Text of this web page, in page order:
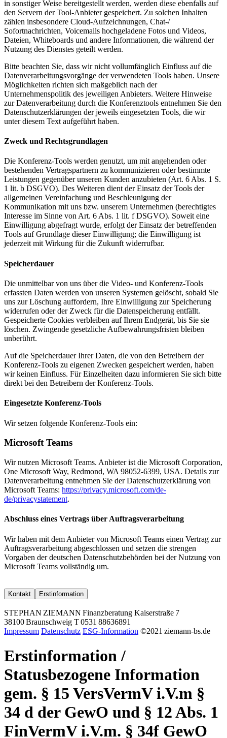
in sonstiger Weise bereitgestellt werden, werden diese ebenfalls auf
den Servern der Tool-Anbieter gespeichert. Zu solchen Inhalten
zählen insbesondere Cloud-Aufzeichnungen, Chat-/
Sofortnachrichten, Voicemails hochgeladene Fotos und Videos,
Dateien, Whiteboards und andere Informationen, die während der
Nutzung des Dienstes geteilt werden.
Bitte beachten Sie, dass wir nicht vollumfänglich Einfluss auf die
Datenverarbeitungsvorgänge der verwendeten Tools haben. Unsere
Möglichkeiten richten sich maßgeblich nach der
Unternehmenspolitik des jeweiligen Anbieters. Weitere Hinweise
zur Datenverarbeitung durch die Konferenztools entnehmen Sie den
Datenschutzerklärungen der jeweils eingesetzten Tools, die wir
unter diesem Text aufgeführt haben.
Zweck und Rechtsgrundlagen
Die Konferenz-Tools werden genutzt, um mit angehenden oder
bestehenden Vertragspartnern zu kommunizieren oder bestimmte
Leistungen gegenüber unseren Kunden anzubieten (Art. 6 Abs. 1 S.
1 lit. b DSGVO). Des Weiteren dient der Einsatz der Tools der
allgemeinen Vereinfachung und Beschleunigung der
Kommunikation mit uns bzw. unserem Unternehmen (berechtigtes
Interesse im Sinne von Art. 6 Abs. 1 lit. f DSGVO). Soweit eine
Einwilligung abgefragt wurde, erfolgt der Einsatz der betreffenden
Tools auf Grundlage dieser Einwilligung; die Einwilligung ist
jederzeit mit Wirkung für die Zukunft widerrufbar.
Speicherdauer
Die unmittelbar von uns über die Video- und Konferenz-Tools
erfassten Daten werden von unseren Systemen gelöscht, sobald Sie
uns zur Löschung auffordern, Ihre Einwilligung zur Speicherung
widerrufen oder der Zweck für die Datenspeicherung entfällt.
Gespeicherte Cookies verbleiben auf Ihrem Endgerät, bis Sie sie
löschen. Zwingende gesetzliche Aufbewahrungsfristen bleiben
unberührt.
Auf die Speicherdauer Ihrer Daten, die von den Betreibern der
Konferenz-Tools zu eigenen Zwecken gespeichert werden, haben
wir keinen Einfluss. Für Einzelheiten dazu informieren Sie sich bitte
direkt bei den Betreibern der Konferenz-Tools.
Eingesetzte Konferenz-Tools
Wir setzen folgende Konferenz-Tools ein:
Microsoft Teams
Wir nutzen Microsoft Teams. Anbieter ist die Microsoft Corporation,
One Microsoft Way, Redmond, WA 98052-6399, USA. Details zur
Datenverarbeitung entnehmen Sie der Datenschutzerklärung von
Microsoft Teams: https://privacy.microsoft.com/de-
de/privacystatement.
Abschluss eines Vertrags über Auftragsverarbeitung
Wir haben mit dem Anbieter von Microsoft Teams einen Vertrag zur
Auftragsverarbeitung abgeschlossen und setzen die strengen
Vorgaben der deutschen Datenschutzbehörden bei der Nutzung von
Microsoft Teams vollständig um.
Kontakt Erstinformation
STEPHAN ZIEMANN Finanzberatung Kaiserstraße 7
38100 Braunschweig T 0531 88636891
Impressum Datenschutz ESG-Information ©2021 ziemann-bs.de
Erstinformation /
Statusbezogene Information
gem. § 15 VersVermV i.V.m §
34 d der GewO und § 12 Abs. 1
FinVermV i.V.m. § 34f GewO